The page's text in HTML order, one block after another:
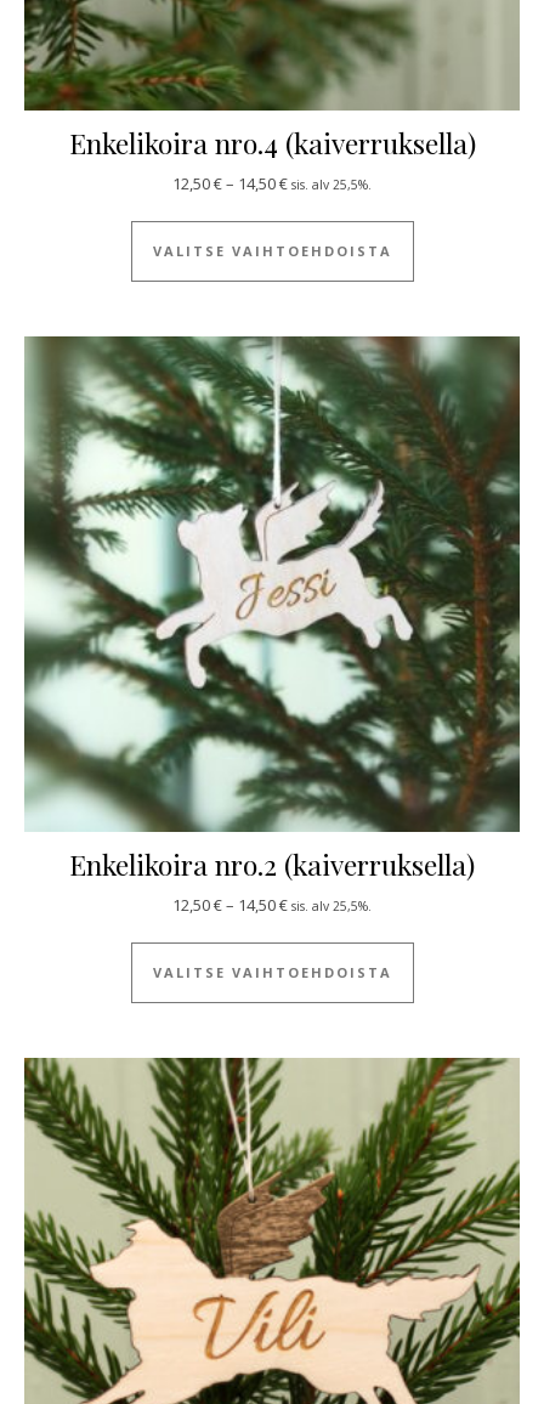
Enkelikoira nro.4 (kaiverruksella)
12,50€– 14,50€Hintaluokka: 12,50 € - 14,50 €
sis. alv 25,5%.
VALITSE VAIHTOEHDOISTA
Tällä tuotteella
Enkelikoira nro.2 (kaiverruksella)
12,50€– 14,50€Hintaluokka: 12,50 € - 14,50 €
sis. alv 25,5%.
VALITSE VAIHTOEHDOISTA
Tällä tuotteella